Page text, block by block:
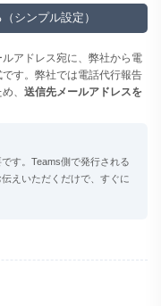
シンプル設定）
アドレス宛に、弊社から電
す。弊社では電話代行報告
、 送信先メールアドレスを
す。Teams側で発行される
えいただくだけで、すぐに